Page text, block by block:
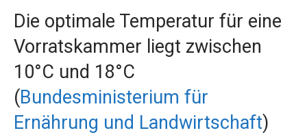
Die optimale Temperatur für eine
Vorratskammer liegt zwischen
10°C und 18°C
(Bundesministerium für
Ernährung und Landwirtschaft)